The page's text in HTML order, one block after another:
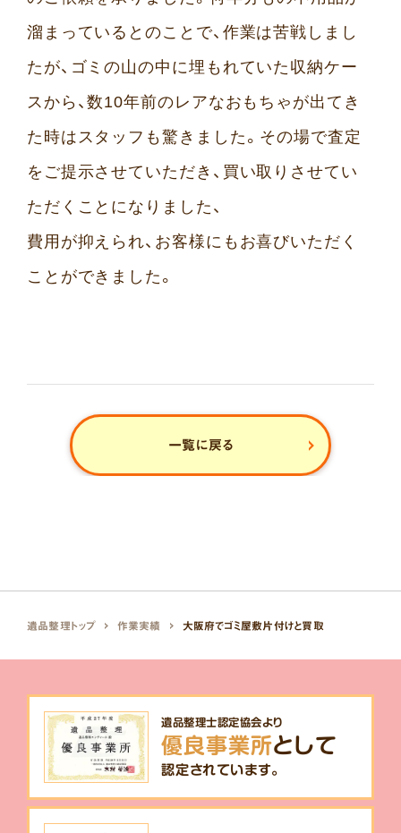
溜まっているとのことで、作業は苦戦しまし
たが、ゴミの山の中に埋もれていた収納ケー
スから、数10年前のレアなおもちゃが出てき
た時はスタッフも驚きました。その場で査定
をご提示させていただき、買い取りさせてい
ただくことになりました、
費用が抑えられ、お客様にもお喜びいただく
ことができました。
一覧に戻る
遺品整理トップ 作業実績 大阪府でゴミ屋敷片付けと買取
遺品整理士認定協会より
優良事業所として
認定されています。